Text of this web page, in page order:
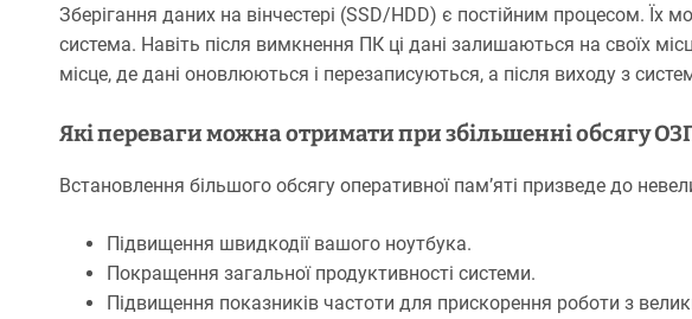
Зберігання даних на вінчестері (SSD/HDD) є постійним процесом. Їх
система. Навіть після вимкнення ПК ці дані залишаються на своїх
місце, де дані оновлюються і перезаписуються, а після виходу з
Які переваги можна отримати при збільшенні обсягу
Встановлення більшого обсягу оперативної пам’яті призведе до
Підвищення швидкодії вашого ноутбука.
Покращення загальної продуктивності системи.
Підвищення показників частоти для прискорення роботи з